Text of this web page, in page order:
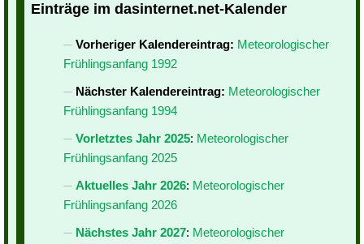
Einträge im dasinternet.net-Kalender
Vorheriger Kalendereintrag: Meteorologischer
Frühlingsanfang 1992
Nächster Kalendereintrag: Meteorologischer
Frühlingsanfang 1994
Vorletztes Jahr 2025: Meteorologischer
Frühlingsanfang 2025
Aktuelles Jahr 2026: Meteorologischer
Frühlingsanfang 2026
Nächstes Jahr 2027: Meteorologischer